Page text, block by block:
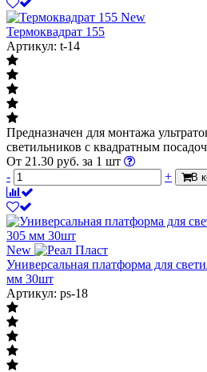
New
Термоквадрат 155
Артикул: t-14
Предназначен для монтажа
светильников с квадратным
От 21.30 руб. за 1 шт
-
+ В
New
Универсальная платформа для
мм 30шт
Артикул: ps-18